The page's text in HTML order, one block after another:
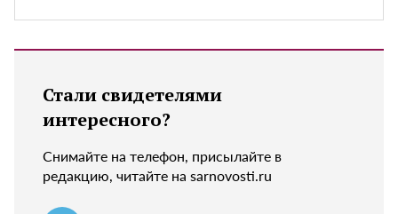
Стали свидетелями
интересного?
Снимайте на телефон, присылайте в
редакцию, читайте на sarnovosti.ru